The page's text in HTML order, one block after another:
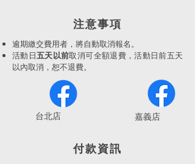
​注意事項
逾期繳交費用者，將自動取消報名。
活動日五天以前取消可全額退費，活動日前五天
以內取消，恕不退費。
​台北店 嘉義店
付款資訊